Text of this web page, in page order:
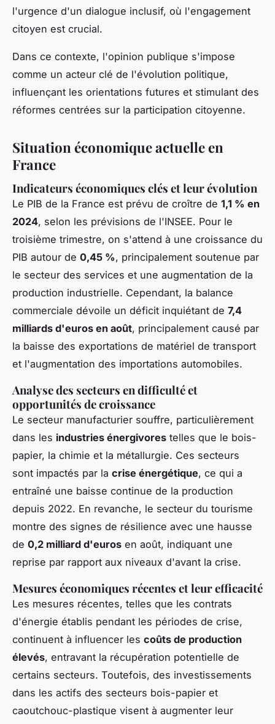
l'urgence d'un dialogue inclusif, où l'engagement
citoyen est crucial.
Dans ce contexte, l'opinion publique s'impose
comme un acteur clé de l'évolution politique,
influençant les orientations futures et stimulant des
réformes centrées sur la participation citoyenne.
Situation économique actuelle en
France
Indicateurs économiques clés et leur évolution
Le PIB de la France est prévu de croître de 1,1 % en
2024, selon les prévisions de l'INSEE. Pour le
troisième trimestre, on s'attend à une croissance du
PIB autour de 0,45 %, principalement soutenue par
le secteur des services et une augmentation de la
production industrielle. Cependant, la balance
commerciale dévoile un déficit inquiétant de 7,4
milliards d'euros en août, principalement causé par
la baisse des exportations de matériel de transport
et l'augmentation des importations automobiles.
Analyse des secteurs en difficulté et
opportunités de croissance
Le secteur manufacturier souffre, particulièrement
dans les industries énergivores telles que le bois-
papier, la chimie et la métallurgie. Ces secteurs
sont impactés par la crise énergétique, ce qui a
entraîné une baisse continue de la production
depuis 2022. En revanche, le secteur du tourisme
montre des signes de résilience avec une hausse
de 0,2 milliard d'euros en août, indiquant une
reprise par rapport aux niveaux d'avant la crise.
Mesures économiques récentes et leur efficacité
Les mesures récentes, telles que les contrats
d'énergie établis pendant les périodes de crise,
continuent à influencer les coûts de production
élevés, entravant la récupération potentielle de
certains secteurs. Toutefois, des investissements
dans les actifs des secteurs bois-papier et
caoutchouc-plastique visent à augmenter leur